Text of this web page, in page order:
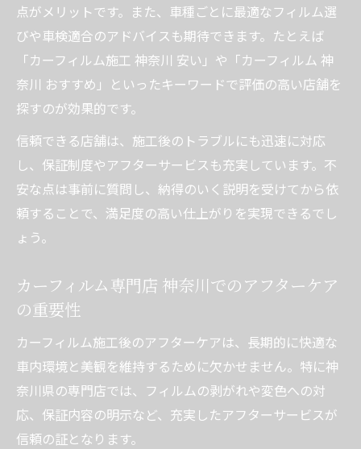
点がメリットです。また、車種ごとに最適なフィルム選
びや車検適合のアドバイスも期待できます。たとえば
「カーフィルム施工 神奈川 安い」や「カーフィルム 神
奈川 おすすめ」といったキーワードで評価の高い店舗を
探すのが効果的です。
信頼できる店舗は、施工後のトラブルにも迅速に対応
し、保証制度やアフターサービスも充実しています。不
安な点は事前に質問し、納得のいく説明を受けてから依
頼することで、満足度の高い仕上がりを実現できるでし
ょう。
カーフィルム専門店 神奈川でのアフターケア
の重要性
カーフィルム施工後のアフターケアは、長期的に快適な
車内環境と美観を維持するために欠かせません。特に神
奈川県の専門店では、フィルムの剥がれや変色への対
応、保証内容の明示など、充実したアフターサービスが
信頼の証となります。